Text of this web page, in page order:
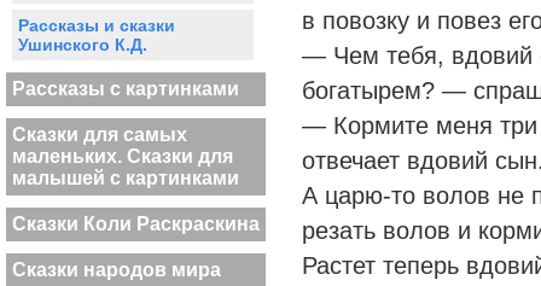
Рассказы и сказки
Ушинского К.Д.
Рассказы с картинками
Сказки для самых
маленьких. Сказки для
малышей с картинками
Сказки Коли Раскраскина
Сказки народов мира
в повозку и повез
— Чем тебя, вдовий
богатырем? —
— Кормите меня
отвечает вдовий
А царю-то волов не
резать волов и
Растет теперь